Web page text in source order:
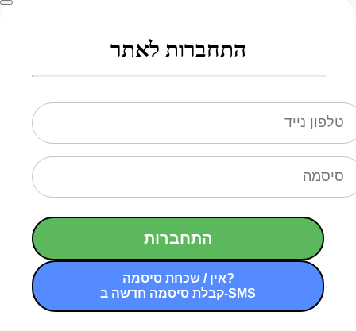
התחברות לאתר
התחברות
אין / שכחת סיסמה?
קבלת סיסמה חדשה ב-SMS